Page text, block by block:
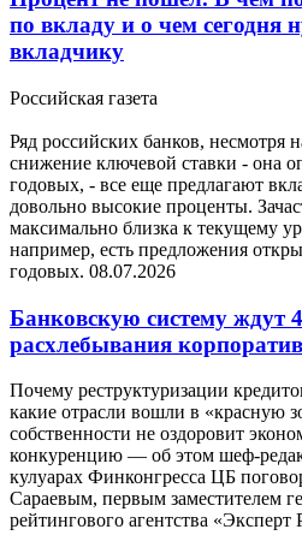
по вкладу и о чем сегодня
вкладчику
Российская газета
Ряд российских банков,
снижение ключевой ставки - она
годовых, - все еще предлагают
довольно высокие проценты.
максимально близка к текущему
например, есть предложения
годовых. 08.07.2026
Банковскую систему ждут
расхлебывания
Почему реструктуризации
какие отрасли вошли в «красную
собственности не оздоровит
конкуренцию — об этом шеф-
кулуарах Финконгресса ЦБ
Сараевым, первым заместителем
рейтингового агентства «Эксперт